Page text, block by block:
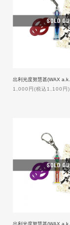
1,000円(税込1,100円)